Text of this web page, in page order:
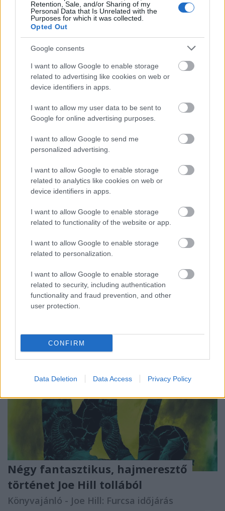
Retention, Sale, and/or Sharing of my
Personal Data that Is Unrelated with the
Purposes for which it was collected.
Opted Out
Google consents
I want to allow Google to enable storage
related to advertising like cookies on web or
device identifiers in apps.
I want to allow my user data to be sent to
Google for online advertising purposes.
I want to allow Google to send me
personalized advertising.
I want to allow Google to enable storage
related to analytics like cookies on web or
device identifiers in apps.
I want to allow Google to enable storage
related to functionality of the website or app.
I want to allow Google to enable storage
related to personalization.
I want to allow Google to enable storage
related to security, including authentication
functionality and fraud prevention, and other
user protection.
CONFIRM
Data Deletion Data Access Privacy Policy
Az ​éhezők viadala
Könyvajánló - Suzanne Collins: Az ​éhezők
viadala (Az éhezők viadala trilógia 1.)
Egy elnyomó, kegyetlen rendszer,tizenkét fiú és
szabály:ölsz vagy téged ölnek. Már tíz éve, hogy az
Agave Könyvek elhozta a magyar olvasóknak
Suzanne Collins már világhírűvé, sőt, klasszikussá
vált trilógiáját, Az éhezők viadalát. Idén pedig a
rajongók…
Négy fantasztikus, hajmeresztő
történet Joe Hill tollából
Könyvajánló - Joe Hill: Furcsa időjárás